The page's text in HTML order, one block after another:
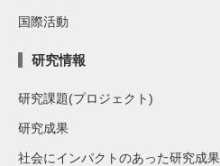
国際活動
研究情報
研究課題(プロジェクト)
研究成果
社会にインパクトのあった研究成果